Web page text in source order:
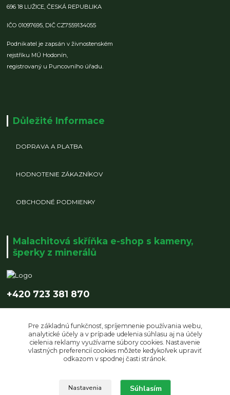
696 18 LUŽICE,ČESKÁ REPUBLIKA
IČO 01097695, DIČ CZ7559134055
Podnikatel je zapsán v živnostenském
rejstříku MÚ Hodonín,
registrovaný u Puncovního úřadu.
Důležité Informace
DOPRAVA A PLATBA
HODNOTENIE ZÁKAZNÍKOV
OBCHODNÉ PODMIENKY
Malachitová skříňka e-shop s kameny,
šperky z minerálů
+420 723 381 870
Upravit sběr cookies.
Pre základnú funkčnosť, spríjemnenie používania webu,
analytické účely a v prípade udelenia súhlasu aj na účely
cielenia reklamy využívame súbory cookies. Nastavenie
vlastných preferencií cookies môžete kedykoľvek upraviť
odkazom v spodnej časti stránok.
Nastavenia Súhlasím